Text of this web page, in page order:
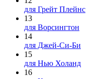
для Грейт Плейнс
13
для Ворсингтон
14
для Джей-Си-Би
15
для Нью Холанд
16